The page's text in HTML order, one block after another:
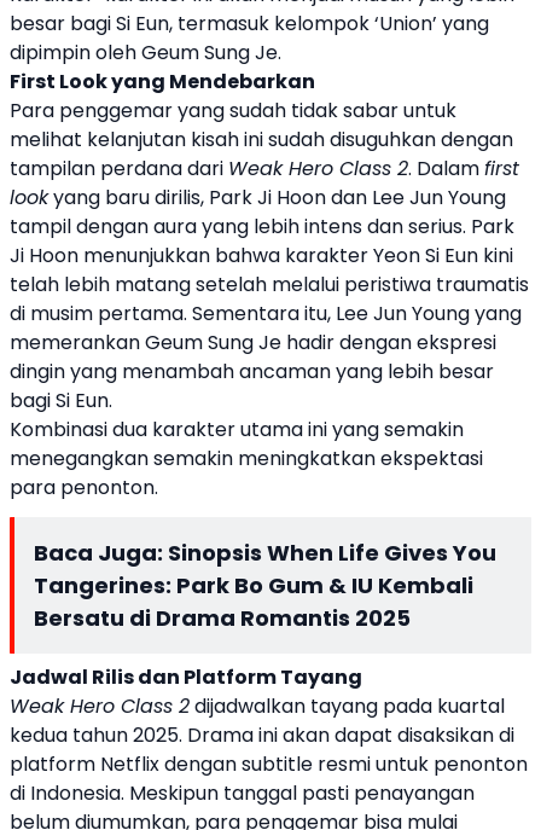
besar bagi Si Eun, termasuk kelompok ‘Union’ yang
dipimpin oleh Geum Sung Je.
First Look yang Mendebarkan
Para penggemar yang sudah tidak sabar untuk
melihat kelanjutan kisah ini sudah disuguhkan dengan
tampilan perdana dari Weak Hero Class 2. Dalamfirst
lookyang baru dirilis, Park Ji Hoon dan Lee Jun Young
tampil dengan aura yang lebih intens dan serius. Park
Ji Hoon menunjukkan bahwa karakter Yeon Si Eun kini
telah lebih matang setelah melalui peristiwa traumatis
di musim pertama. Sementara itu, Lee Jun Young yang
memerankan Geum Sung Je hadir dengan ekspresi
dingin yang menambah ancaman yang lebih besar
bagi Si Eun.
Kombinasi dua karakter utama ini yang semakin
menegangkan semakin meningkatkan ekspektasi
para penonton.
Baca Juga: Sinopsis When Life Gives You
Tangerines: Park Bo Gum & IU Kembali
Bersatu di Drama Romantis 2025
Jadwal Rilis dan Platform Tayang
Weak Hero Class 2dijadwalkan tayang pada kuartal
kedua tahun 2025. Drama ini akan dapat disaksikan di
platform Netflix dengan subtitle resmi untuk penonton
di Indonesia. Meskipun tanggal pasti penayangan
belum diumumkan, para penggemar bisa mulai